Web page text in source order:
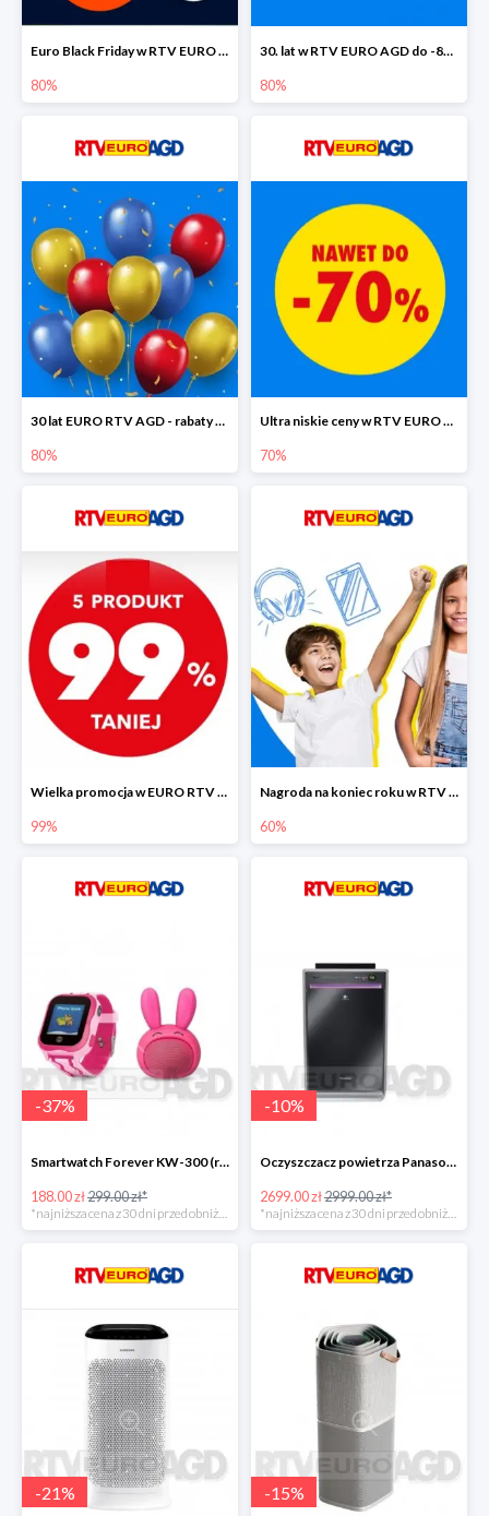
Euro Black Friday w RTV EURO AGD do -80%
80%
30. lat w RTV EURO AGD do -80%
80%
30 lat EURO RTV AGD - rabaty do -80%
80%
Ultra niskie ceny w RTV EURO AGD do -70%
70%
Wielka promocja w EURO RTV AGD do -99%
99%
Nagroda na koniec roku w RTV EURO AGD do -60%
60%
-37%
Smartwatch Forever KW-300 (różowy) + głośnik Rabbit ABS-100 -111zł
188.00 zł299.00 zł*
*najniższa cena z 30 dni przed obniżką
-10%
Oczyszczacz powietrza Panasonic FVXR90GK -300zł
2699.00 zł2999.00 zł*
*najniższa cena z 30 dni przed obniżką
-21% -15%